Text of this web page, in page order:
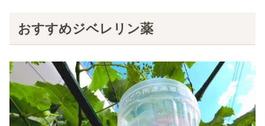
おすすめジベレリン薬